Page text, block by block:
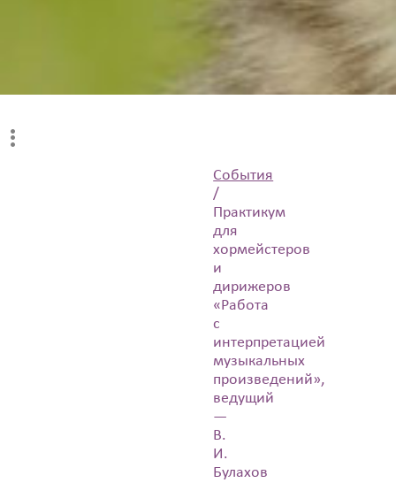
События
/
Практикум
для
хормейстеров
и
дирижеров
«Работа
с
интерпретацией
музыкальных
произведений»,
ведущий
—
В.
И.
Булахов